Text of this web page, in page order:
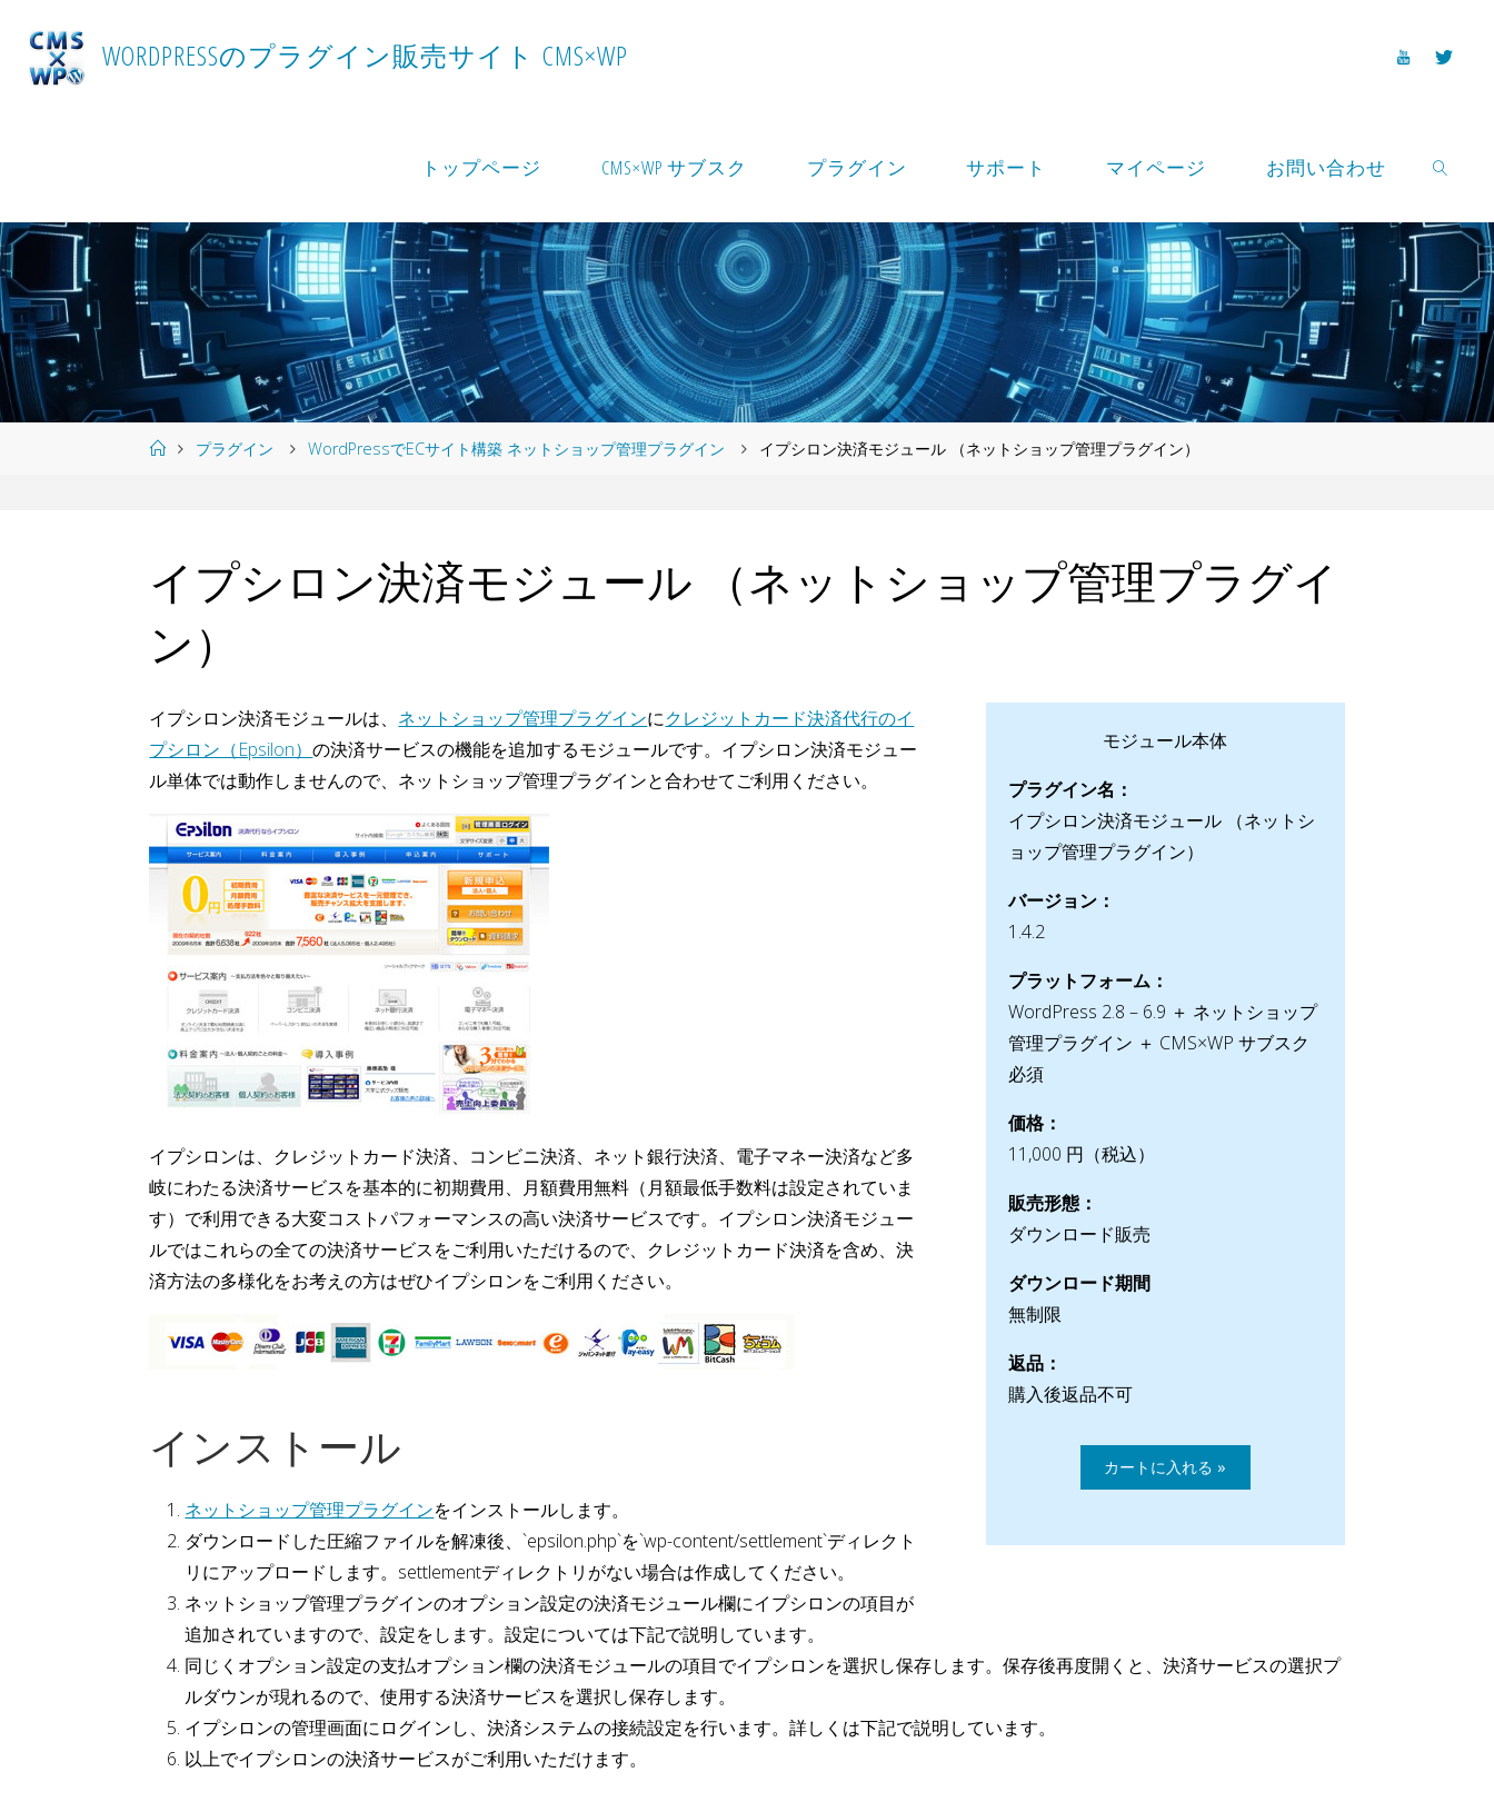
content
WORDPRESSのプラ グイ ン販売サイ ト CMS×WP
トップページ CMS×WP サブスク プラグイン サポート マイページ お問い合わせ
SEARCH
Homeプラグイン WordPressでECサイト構築 ネットショップ管理プラグイン イプシロン決済モジュール （ネットショップ管理プラグイン）
イプシロン決済モジュール （ネットショップ管理プラグイ
ン）
モジュール本体
プラグイン名：
イプシロン決済モジュール （ネットシ
ョップ管理プラグイン）
バージョン：
1.4.2
プラットフォーム：
WordPress 2.8 – 6.9 ＋ ネットショップ
管理プラグイン ＋ CMS×WP サブスク
必須
価格：
11,000 円（税込）
販売形態：
ダウンロード販売
ダウンロード期間
無制限
返品：
購入後返品不可
イプシロン決済モジュールは、 ネットショップ管理プラグインにクレジットカード決済代行のイ
プシロン（Epsilon）の決済サービスの機能を追加するモジュールです。イプシロン決済モジュー
ル単体では動作しませんので、ネットショップ管理プラグインと合わせてご利用ください。
イプシロンは、クレジットカード決済、コンビニ決済、ネット銀行決済、電子マネー決済など多
岐にわたる決済サービスを基本的に初期費用、月額費用無料（月額最低手数料は設定されていま
す）で利用できる大変コストパフォーマンスの高い決済サービスです。イプシロン決済モジュー
ルではこれらの全ての決済サービスをご利用いただけるので、クレジットカード決済を含め、決
済方法の多様化をお考えの方はぜひイプシロンをご利用ください。
インストール
ネットショップ管理プラグインをインストールします。
ダウンロードした圧縮ファイルを解凍後、`epsilon.php`を`wp-content/settlement`ディレクト
リにアップロードします。settlementディレクトリがない場合は作成してください。
ネットショップ管理プラグインのオプション設定の決済モジュール欄にイプシロンの項目が
追加されていますので、設定をします。設定については下記で説明しています。
同じくオプション設定の支払オプション欄の決済モジュールの項目でイプシロンを選択し保存します。保存後再度開くと、決済サービスの選択プ
ルダウンが現れるので、使用する決済サービスを選択し保存します。
イプシロンの管理画面にログインし、決済システムの接続設定を行います。詳しくは下記で説明しています。
以上でイプシロンの決済サービスがご利用いただけます。